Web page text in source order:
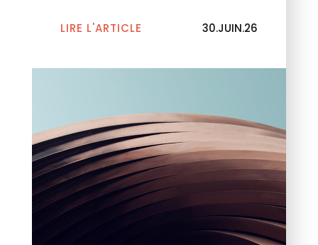
LIRE L'ARTICLE 30.JUIN.26